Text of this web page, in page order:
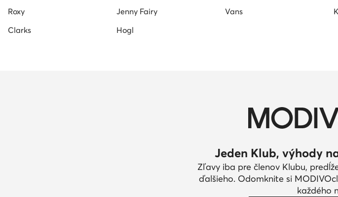
Roxy
Jenny Fairy Vans
Clarks
Hogl
Jeden Klub, výhody
Zľavy iba pre členov Klubu,
ďalšieho. Odomknite si
každého